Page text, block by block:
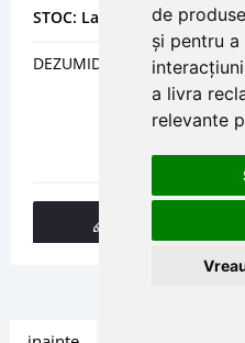
de
și pentru a
a livra
relevante
STOC: La comanda
DEZUMIDIFICATOR DH 60 A